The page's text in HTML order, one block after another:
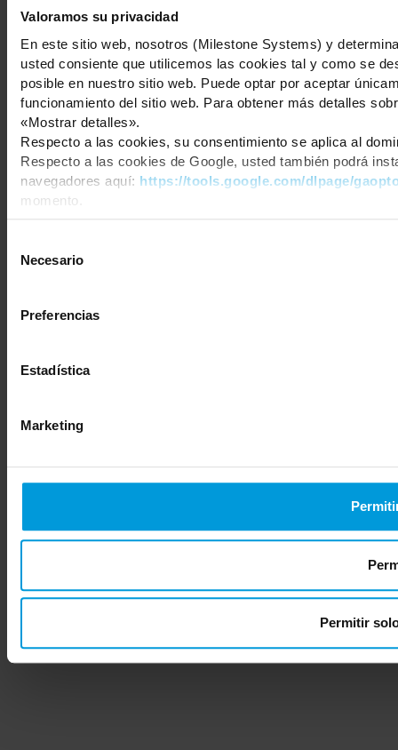
Valoramos su privacidad
En este sitio web, nosotros (Milestone Systems) y
usted consiente que utilicemos las cookies tal y como se
posible en nuestro sitio web. Puede optar por aceptar
funcionamiento del sitio web. Para obtener más detalles
«Mostrar detalles».
Respecto a las cookies, su consentimiento se aplica al
Respecto a las cookies de Google, usted también podrá
navegadores aquí: https://tools.google.com/dlpage/
momento.
Necesario
Preferencias
Estadística
Marketing
Permitir
Copyright © 2026 Milestone Systems A/S. All rights reserved.